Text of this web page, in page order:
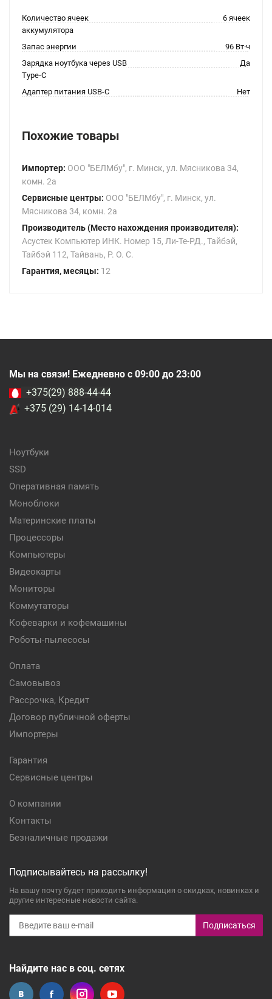
Количество ячеек
аккумулятора
6 ячеек
Запас энергии
96 Вт·ч
Зарядка ноутбука через USB
Type-C
Да
Адаптер питания USB-C Нет
Похожие товары
Импортер: ООО "БЕЛМбу", г. Минск, ул. Мясникова 34,
комн. 2а
Сервисные центры: ООО "БЕЛМбу", г. Минск, ул.
Мясникова 34, комн. 2а
Производитель (Место нахождения производителя):
Асустек Компьютер ИНК. Номер 15, Ли-Те-РД., Тайбэй,
Тайбэй 112, Тайвань, Р. О. С.
Гарантия, месяцы: 12
Мы на связи! Ежедневно с 09:00 до 23:00
+375(29) 888-44-44
+375 (29) 14-14-014
Ноутбуки
SSD
Оперативная память
Моноблоки
Материнские платы
Процессоры
Компьютеры
Видеокарты
Мониторы
Коммутаторы
Кофеварки и кофемашины
Роботы-пылесосы
Оплата
Самовывоз
Рассрочка, Кредит
Договор публичной оферты
Импортеры
Гарантия
Сервисные центры
О компании
Контакты
Безналичные продажи
Подписывайтесь на рассылку!
На вашу почту будет приходить информация о скидках, новинках и
другие интересные новости сайта.
Подписаться
Найдите нас в соц. сетях